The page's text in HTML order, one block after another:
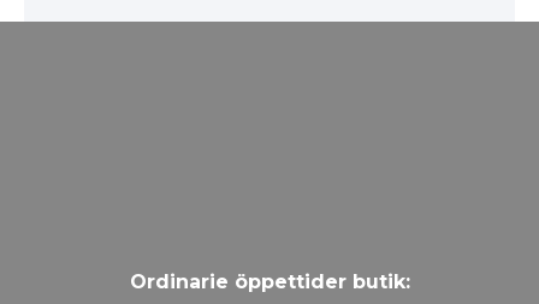
Ordinarie öppettider butik: